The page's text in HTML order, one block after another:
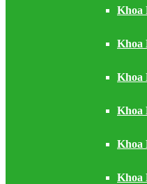
Khoa
Khoa
Khoa
Khoa
Khoa
Khoa